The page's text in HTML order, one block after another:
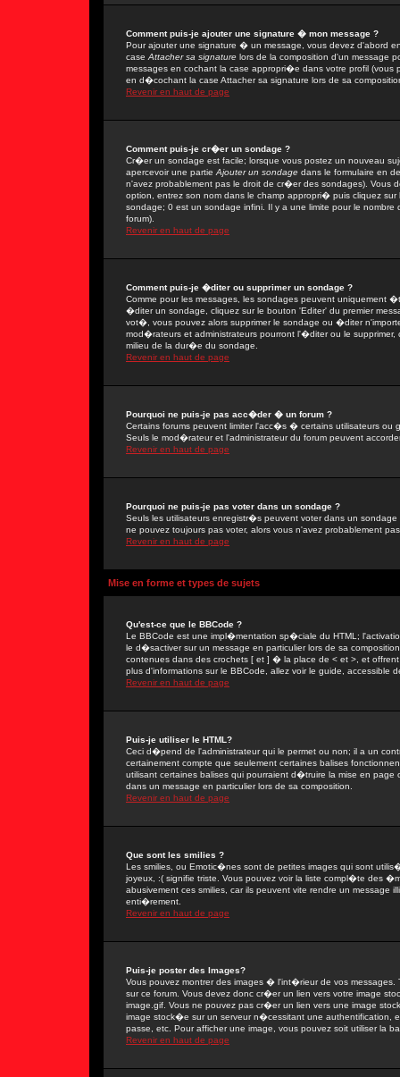
Comment puis-je ajouter une signature � mon message ?
Pour ajouter une signature � un message, vous devez d'abord
case Attacher sa signature lors de la composition d'un message
messages en cochant la case appropri�e dans votre profil
en d�cochant la case Attacher sa signature lors de sa
Revenir en haut de page
Comment puis-je cr�er un sondage ?
Cr�er un sondage est facile; lorsque vous postez un nouveau
apercevoir une partie Ajouter un sondage dans le formulaire en
n'avez probablement pas le droit de cr�er des sondages). Vous
option, entrez son nom dans le champ appropri� puis cliquez
sondage; 0 est un sondage infini. Il y a une limite pour le
forum).
Revenir en haut de page
Comment puis-je �diter ou supprimer un sondage ?
Comme pour les messages, les sondages peuvent
�diter un sondage, cliquez sur le bouton 'Editer' du premier
vot�, vous pouvez alors supprimer le sondage ou �diter
mod�rateurs et administrateurs pourront l'�diter ou le
milieu de la dur�e du sondage.
Revenir en haut de page
Pourquoi ne puis-je pas acc�der � un forum ?
Certains forums peuvent limiter l'acc�s � certains utilisateurs ou
Seuls le mod�rateur et l'administrateur du forum peuvent
Revenir en haut de page
Pourquoi ne puis-je pas voter dans un sondage ?
Seuls les utilisateurs enregistr�s peuvent voter dans un
ne pouvez toujours pas voter, alors vous n'avez probablement
Revenir en haut de page
Mise en forme et types de sujets
Qu'est-ce que le BBCode ?
Le BBCode est une impl�mentation sp�ciale du HTML;
le d�sactiver sur un message en particulier lors de sa
contenues dans des crochets [ et ] � la place de < et >, et
plus d'informations sur le BBCode, allez voir le guide, accessible
Revenir en haut de page
Puis-je utiliser le HTML?
Ceci d�pend de l'administrateur qui le permet ou non; il a un
certainement compte que seulement certaines balises
utilisant certaines balises qui pourraient d�truire la mise en
dans un message en particulier lors de sa composition.
Revenir en haut de page
Que sont les smilies ?
Les smilies, ou Emotic�nes sont de petites images qui sont
joyeux, :( signifie triste. Vous pouvez voir la liste compl�te des
abusivement ces smilies, car ils peuvent vite rendre un
enti�rement.
Revenir en haut de page
Puis-je poster des Images?
Vous pouvez montrer des images � l'int�rieur de vos messages.
sur ce forum. Vous devez donc cr�er un lien vers votre image
image.gif. Vous ne pouvez pas cr�er un lien vers une image
image stock�e sur un serveur n�cessitant une authentification,
passe, etc. Pour afficher une image, vous pouvez soit utiliser la
Revenir en haut de page